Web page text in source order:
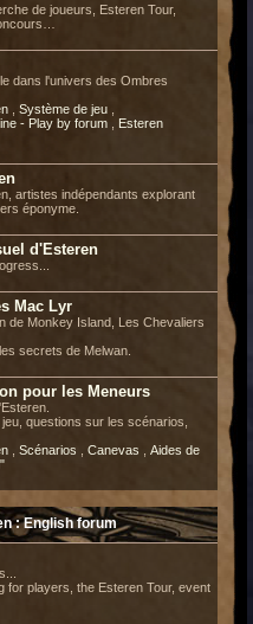
c
de joueurs, Esteren Tour,
dans l'univers des Ombres
Système de jeu
- Play by forum
Esteren
artistes indépendants explorant
éponyme.
d'Esteren
Mac Lyr
de Monkey Island, Les Chevaliers
secrets de Melwan.
pour les Meneurs
questions sur les scénarios,
Scénarios Canevas
Aides de
: English forum
for players, the Esteren Tour, event